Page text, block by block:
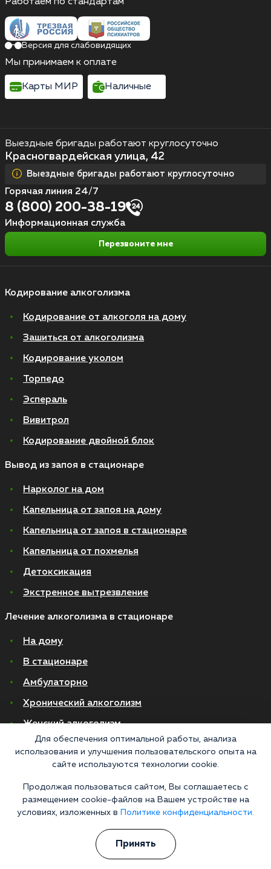
Кодирование алкоголизма
Кодирование от алкоголя на дому
Зашиться от алкоголизма
Кодирование уколом
Торпедо
Эспераль
Вивитрол
Кодирование двойной блок
Вывод из запоя в стационаре
Нарколог на дом
Капельница от запоя на дому
Капельница от запоя в стационаре
Капельница от похмелья
Детоксикация
Экстренное вытрезвление
Лечение алкоголизма в стационаре
На дому
В стационаре
Амбулаторно
Хронический алкоголизм
Женский алкоголизм
Пивной алкоголизм
Выездные бригады работают круглосуточно
Красногвардейская улица, 42
Выездные бригады работают круглосуточно
Горячая линия 24/7
8 (800) 200-38-19
Информационная служба
Перезвоните мне
Версия для слабовидящих
Мы принимаем к оплате
Карты МИР Наличные
Политика конфиденциальности
Согласие на обработку персональных данных
«Напоминаем, что сайт https://narkologiya24.clinic против распространения,
продажи и приема психоактивных веществ. Незаконное производство,
пропаганда и сбыт наркотических средств или их аналогов карается в
соответствии с законом 228.1 УКРФ и КоАП РФ Статья 6.13. Материалы,
Для обеспечения оптимальной работы, анализа
использования и улучшения пользовательского опыта на
сайте используются технологии cookie.
Продолжая пользоваться сайтом, Вы соглашаетесь с
размещением cookie-файлов на Вашем устройстве на
условиях, изложенных в
Политике конфиденциальности.
Принять